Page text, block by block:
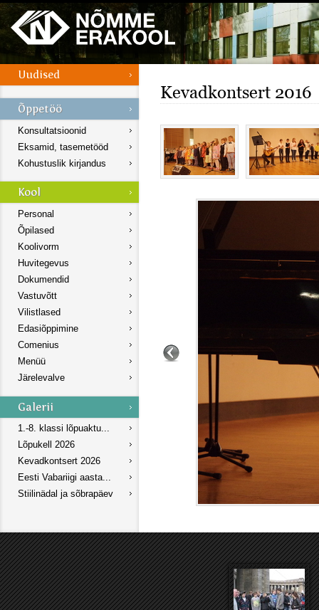
Konsultatsioonid
Eksamid, tasemetööd
Kohustuslik kirjandus
Personal
Õpilased
Koolivorm
Huvitegevus
Dokumendid
Vastuvõtt
Vilistlased
Edasiõppimine
Comenius
Menüü
Järelevalve
1.-8. klassi lõpuaktu...
Lõpukell 2026
Kevadkontsert 2026
Eesti Vabariigi aasta...
Stiilinädal ja sõbrapäev
Kevadkontsert 2016